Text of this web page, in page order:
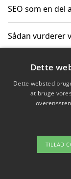
SEO som en
Sådan vurderer
Sådan får du
Dette
Dette websted
at bruge
TILLAD